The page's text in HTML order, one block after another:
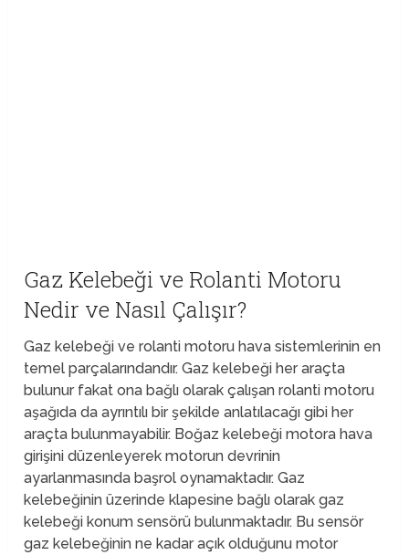
Gaz Kelebeği ve Rolanti Motoru
Nedir ve Nasıl Çalışır?
Gaz kelebeği ve rolanti motoru hava sistemlerinin en
temel parçalarındandır. Gaz kelebeği her araçta
bulunur fakat ona bağlı olarak çalışan rolanti motoru
aşağıda da ayrıntılı bir şekilde anlatılacağı gibi her
araçta bulunmayabilir. Boğaz kelebeği motora hava
girişini düzenleyerek motorun devrinin
ayarlanmasında başrol oynamaktadır. Gaz
kelebeğinin üzerinde klapesine bağlı olarak gaz
kelebeği konum sensörü bulunmaktadır. Bu sensör
gaz kelebeğinin ne kadar açık olduğunu motor